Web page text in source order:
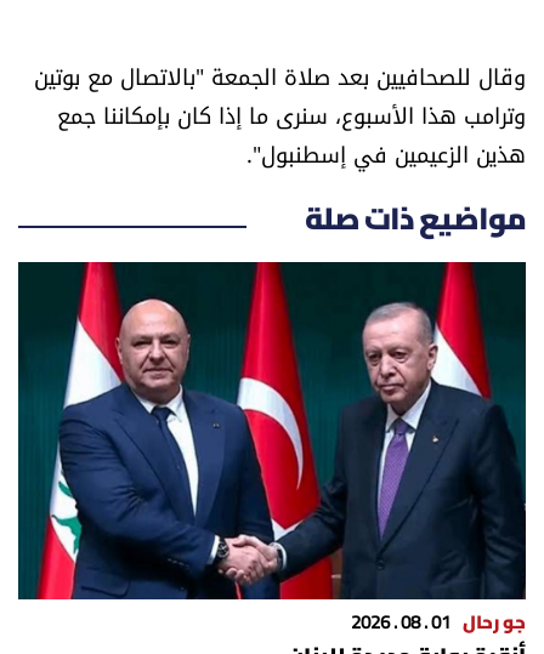
الصحافة الإسرائيلية
فصل من كتاب
اقرأ تضحك
كاميرا
سجالات
صحّة وصحن
الرياضة
وقال للصحافيين بعد صلاة الجمعة "بالاتصال مع بوتين
وترامب هذا الأسبوع، سنرى ما إذا كان بإمكاننا جمع
هذين الزعيمين في إسطنبول".
مواضيع ذات صلة
جو رحال 01 . 08 . 2026